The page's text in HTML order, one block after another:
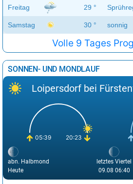
Freitag 29 °
Samstag 30 ° sonnig
Volle 9 Tages
SONNEN- UND MONDLAUF
Loipersdorf bei
05:39 20:23
abn. Halbmond
Heute
letztes Viertel
09.08 06:40